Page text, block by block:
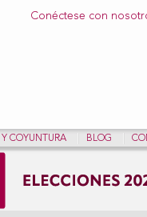
Conéctese con
Y COYUNTURA BLOG